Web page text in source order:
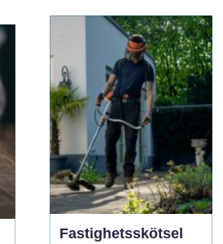
sekelskifteshus med
djupa fönsternischer till
funkisgator och lugna
innergårdar...
Fastighetsskötsel